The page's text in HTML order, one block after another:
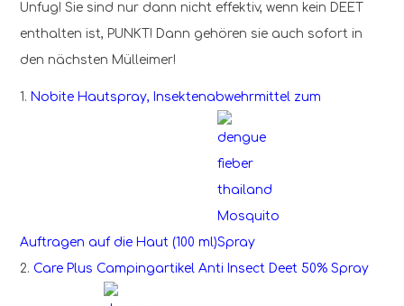
Unfug! Sie sind nur dann nicht effektiv, wenn kein DEET
enthalten ist, PUNKT! Dann gehören sie auch sofort in
den nächsten Mülleimer!
1. Nobite Hautspray, Insektenabwehrmittel zum
Auftragen auf die Haut (100 ml)
2. Care Plus Campingartikel Anti Insect Deet 50% Spray